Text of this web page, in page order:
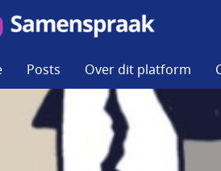
Posts Over dit platform